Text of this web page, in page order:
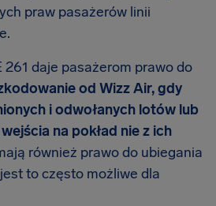
praw pasażerów linii
261 daje pasażerom prawo do
od Wizz Air, gdy
i odwołanych lotów lub
na pokład nie z ich
również prawo do ubiegania
to często możliwe dla